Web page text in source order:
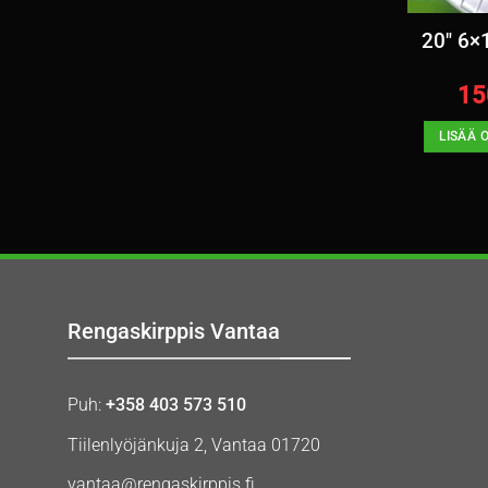
20″
LISÄÄ
Rengaskirppis Vantaa
Puh: +358 403 573 510
Tiilenlyöjänkuja 2, Vantaa 01720